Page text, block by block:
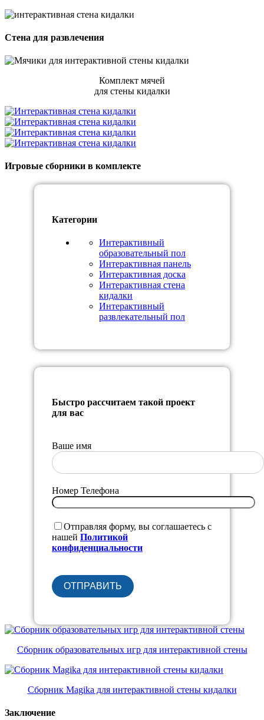
Стена для развлечения
Комплект мячей
для стены кидалки
Игровые сборники в комплекте
Категории
Интерактивный
образовательный пол
Интерактивная панель
Интерактивная доска
Интерактивная стена
кидалки
Интерактивный
развлекательный пол
Быстро рассчитаем такой проект
для вас
Ваше имя
Номер Телефона
Отправляя форму, вы соглашаетесь с
нашей Политикой
конфиденциальности
Сборник образовательных игр для интерактивной стены
Сборник Magika для интерактивной стены кидалки
Заключение